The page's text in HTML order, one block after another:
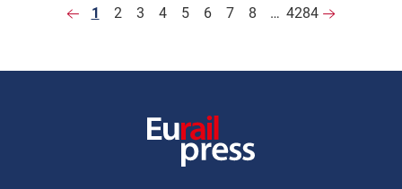
1 2 3 4 5 6 7 8 … 4284